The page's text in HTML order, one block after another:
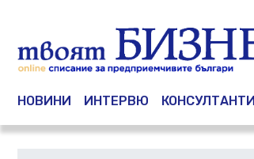
Main navigation
НОВИНИ ИНТЕРВЮ КОНСУЛТАНТИ